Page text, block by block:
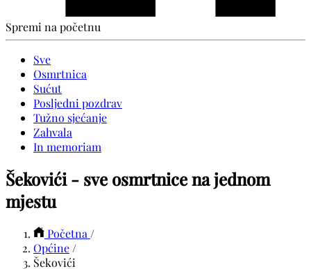
Spremi na početnu
Sve
Osmrtnica
Sućut
Posljedni pozdrav
Tužno sjećanje
Zahvala
In memoriam
Šekovići - sve osmrtnice na jednom
mjestu
Početna /
Općine /
Šekovići